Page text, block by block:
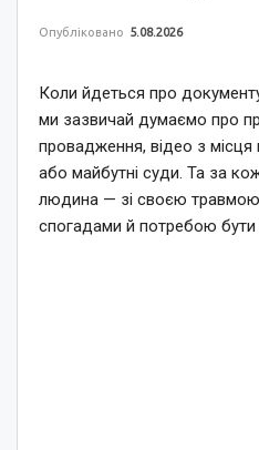
Опубліковано 5.08.2026
Коли йдеться про
ми зазвичай думаємо про
провадження, відео з місця
або майбутні суди. Та за
людина — зі своєю
спогадами й потребою